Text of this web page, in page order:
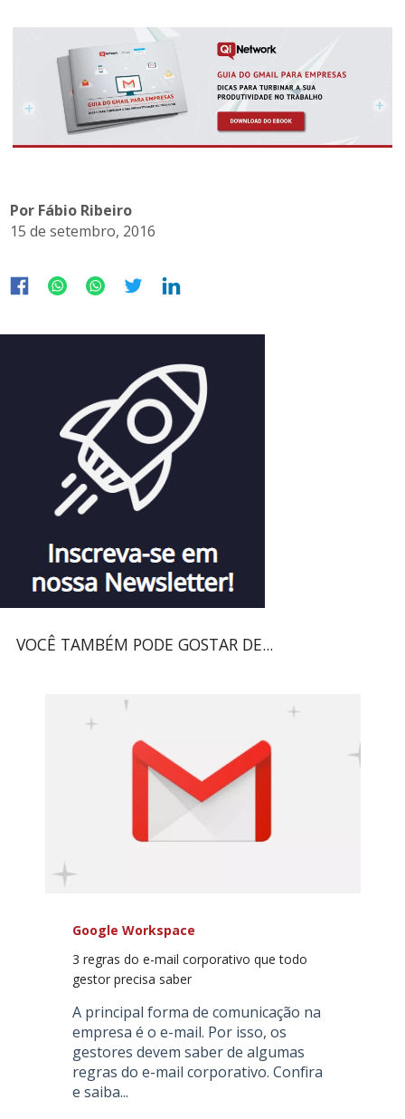
Por Fábio Ribeiro
15 de setembro, 2016
VOCÊ TAMBÉM PODE GOSTAR DE...
Google Workspace
3 regras do e-mail corporativo que todo
gestor precisa saber
A principal forma de comunicação na
empresa é o e-mail. Por isso, os
gestores devem saber de algumas
regras do e-mail corporativo. Confira
e saiba...